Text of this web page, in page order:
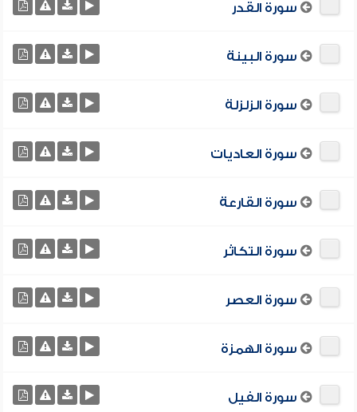
سورة القدر
سورة البينة
سورة الزلزلة
سورة العاديات
سورة القارعة
سورة التكاثر
سورة العصر
سورة الهمزة
سورة الفيل